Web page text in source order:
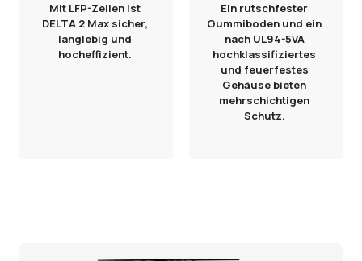
Mit LFP-Zellen ist
DELTA 2 Max sicher,
langlebig und
hocheffizient.
Ein rutschfester
Gummiboden und ein
nach UL94-5VA
hochklassifiziertes
und feuerfestes
Gehäuse bieten
mehrschichtigen
Schutz.